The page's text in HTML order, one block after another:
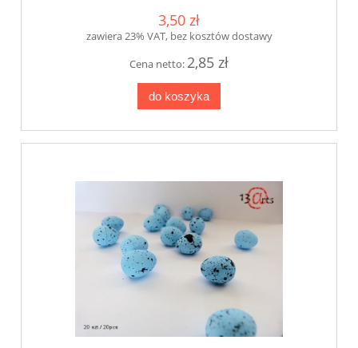
3,50 zł
zawiera 23% VAT, bez kosztów dostawy
Cena netto: 2,85 zł
do koszyka